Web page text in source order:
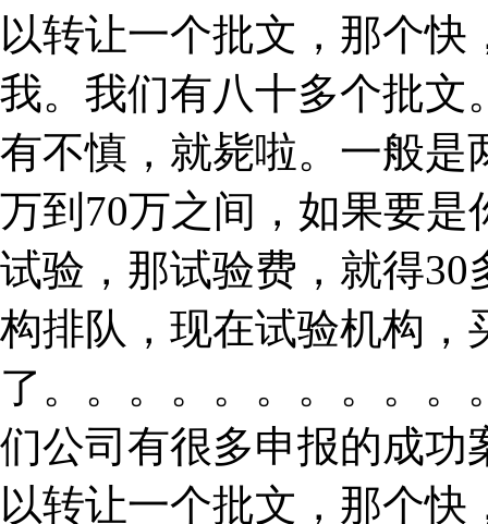
以转让一个批文，那个
我。我们有八十多个批文
有不慎，就毙啦。一般是
万到70万之间，如果要
试验，那试验费，就得
构排队，现在试验机构，
了。。。。。。。。。
们公司有很多申报的成功
以转让一个批文，那个